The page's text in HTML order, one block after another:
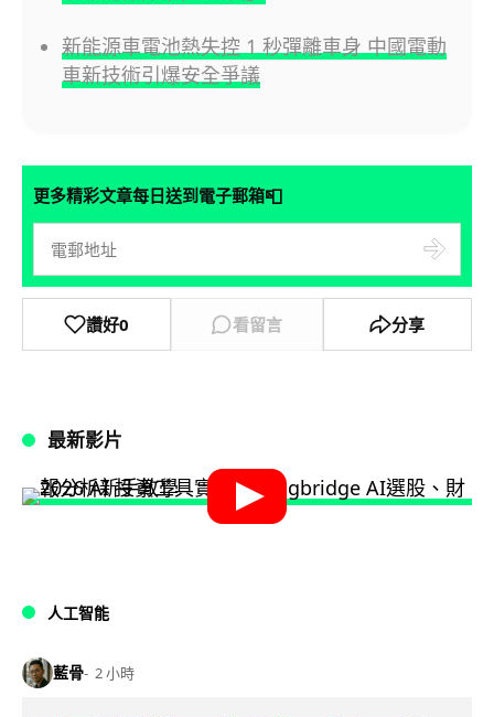
新能源車電池熱失控 1 秒彈離車身 中國電動
車新技術引爆安全爭議
更多精彩文章每日送到電子郵箱📮
讚好0 看留言 分享
最新影片
人工智能
藍骨 2 小時